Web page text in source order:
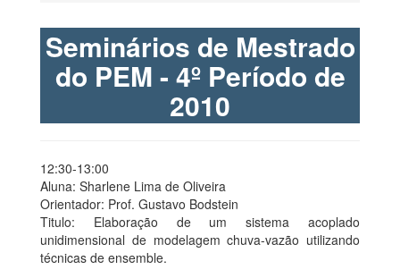
Seminários de Mestrado
do PEM - 4º Período de
2010
12:30-13:00
Aluna: Sharlene Lima de Oliveira
Orientador: Prof. Gustavo Bodstein
Titulo: Elaboração de um sistema acoplado
unidimensional de modelagem chuva-vazão utilizando
técnicas de ensemble.